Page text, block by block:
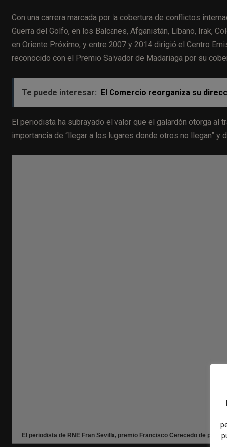
Con una carrera marcada por la cobertura de conflictos
Guerra del Golfo, en los Balcanes, Afganistán, Líbano, Irak,
en Oriente Próximo, y entre 2007 y 2014 dirigió el Centro
reconocido con el Premio Salvador de Madariaga por su
Te puede interesar: El Comercio reorganiza su
El periodista ha subrayado el valor que el galardón otorga al
importancia de “llegar a los lugares donde otros no llegan” y
El periodista de RNE Fran Sevilla, premio Francisco Cerecedo de